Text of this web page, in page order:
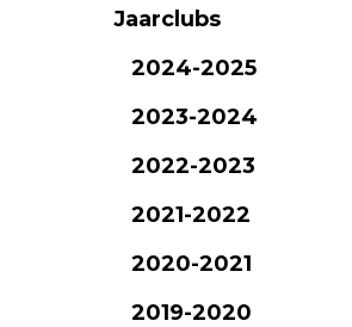
Jaarclubs
2024-2025
2023-2024
2022-2023
2021-2022
2020-2021
2019-2020